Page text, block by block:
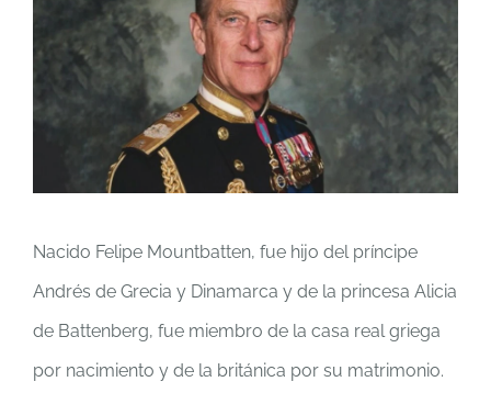
Nacido Felipe Mountbatten, fue hijo del príncipe
Andrés de Grecia y Dinamarca y de la princesa Alicia
de Battenberg, fue miembro de la casa real griega
por nacimiento y de la británica por su matrimonio.